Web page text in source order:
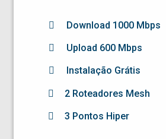
Download 1000 Mbps
Upload 600 Mbps
Instalação Grátis
2 Roteadores Mesh
3 Pontos Hiper